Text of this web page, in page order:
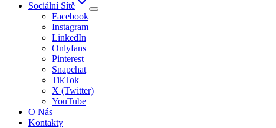
Sociální Sítě
Facebook
Instagram
LinkedIn
Onlyfans
Pinterest
Snapchat
TikTok
X (Twitter)
YouTube
O Nás
Kontakty